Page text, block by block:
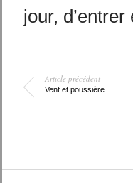
jour,
Article précédent
Vent et poussière